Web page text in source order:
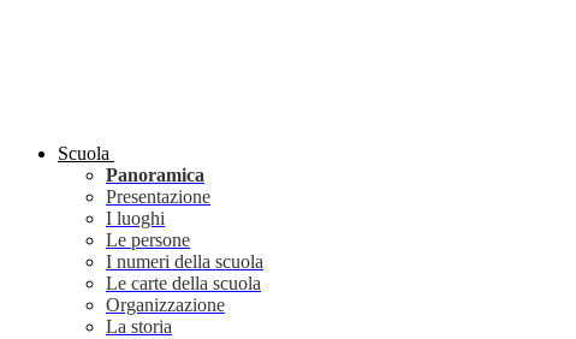
Scuola
Panoramica
Presentazione
I luoghi
Le persone
I numeri della scuola
Le carte della scuola
Organizzazione
La storia